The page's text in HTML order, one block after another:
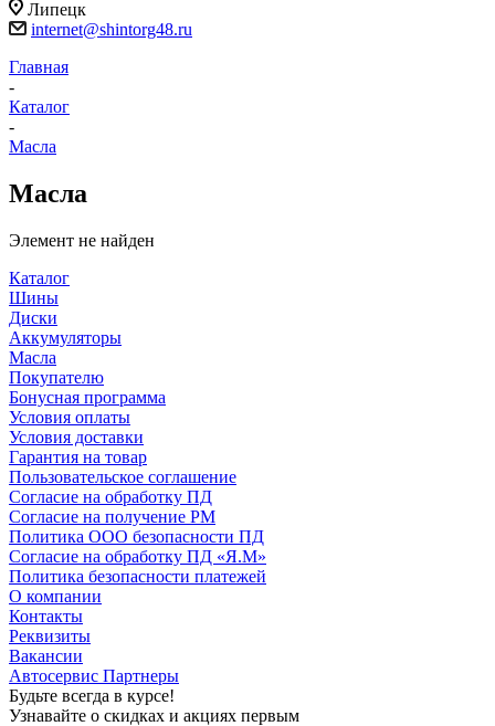
Липецк
internet@shintorg48.ru
Главная
-
Каталог
-
Масла
Масла
Элемент не найден
Каталог
Шины
Диски
Аккумуляторы
Масла
Покупателю
Бонусная программа
Условия оплаты
Условия доставки
Гарантия на товар
Пользовательское соглашение
Согласие на обработку ПД
Согласие на получение РМ
Политика ООО безопасности ПД
Согласие на обработку ПД «Я.М»
Политика безопасности платежей
О компании
Контакты
Реквизиты
Вакансии
Автосервис Партнеры
Будьте всегда в курсе!
Узнавайте о скидках и акциях первым